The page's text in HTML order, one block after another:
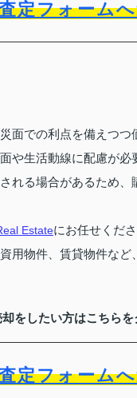
定フォーム
面での利点を備えつつ
や生活動線に配慮が必
れる場合があるため
Estateにお任せくださ
用物件、賃貸物件など
をしたい方はこちら
定フォーム